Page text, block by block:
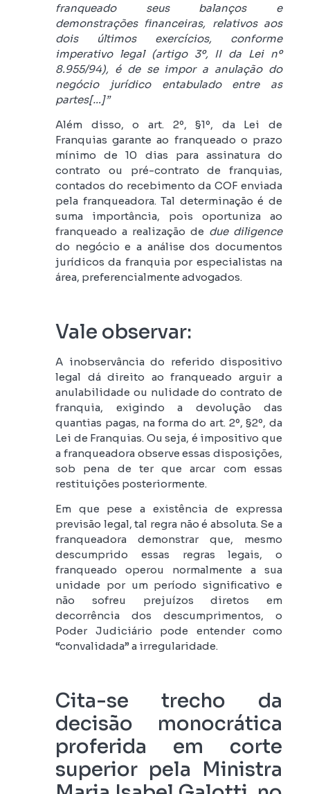
franqueado seus balanços e
demonstrações financeiras, relativos aos
dois últimos exercícios, conforme
imperativo legal (artigo 3º, II da Lei nº
8.955/94), é de se impor a anulação do
negócio jurídico entabulado entre as
partes[…]”
Além disso, o art. 2º, §1º, da Lei de
Franquias garante ao franqueado o prazo
mínimo de 10 dias para assinatura do
contrato ou pré-contrato de franquias,
contados do recebimento da COF enviada
pela franqueadora. Tal determinação é de
suma importância, pois oportuniza ao
franqueado a realização de due diligence
do negócio e a análise dos documentos
jurídicos da franquia por especialistas na
área, preferencialmente advogados.
Vale observar:
A inobservância do referido dispositivo
legal dá direito ao franqueado arguir a
anulabilidade ou nulidade do contrato de
franquia, exigindo a devolução das
quantias pagas, na forma do art. 2º, §2º, da
Lei de Franquias. Ou seja, é impositivo que
a franqueadora observe essas disposições,
sob pena de ter que arcar com essas
restituições posteriormente.
Em que pese a existência de expressa
previsão legal, tal regra não é absoluta. Se a
franqueadora demonstrar que, mesmo
descumprido essas regras legais, o
franqueado operou normalmente a sua
unidade por um período significativo e
não sofreu prejuízos diretos em
decorrência dos descumprimentos, o
Poder Judiciário pode entender como
“convalidada” a irregularidade.
Cita-se trecho da
decisão monocrática
proferida em corte
superior pela Ministra